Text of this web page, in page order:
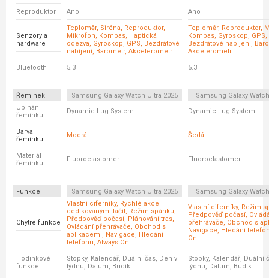
Reproduktor Ano Ano
Senzory a
hardware
Teploměr, Siréna, Reproduktor,
Mikrofon, Kompas, Haptická
odezva, Gyroskop, GPS, Bezdrátové
nabíjení, Barometr, Akcelerometr
Teploměr, Reproduktor,
Kompas, Gyroskop, GPS,
Bezdrátové nabíjení,
Akcelerometr
Bluetooth 5.3 5.3
Řemínek Samsung Galaxy Watch Ultra 2025
Samsung Galaxy
Upínání
řemínku
Dynamic Lug System Dynamic Lug System
Barva
řemínku
Modrá Šedá
Materiál
řemínku
Fluoroelastomer Fluoroelastomer
Funkce Samsung Galaxy Watch Ultra 2025 Samsung Galaxy
Chytré funkce
Vlastní ciferníky, Rychlé akce
dedikovaným tlačít, Režim spánku,
Předpověď počasí, Plánování tras,
Ovládání přehrávače, Obchod s
aplikacemi, Navigace, Hledání
telefonu, Always On
Vlastní ciferníky, Režim
Předpověď počasí,
přehrávače, Obchod s
Navigace, Hledání
On
Hodinkové
funkce
Stopky, Kalendář, Duální čas, Den v
týdnu, Datum, Budík
Stopky, Kalendář, Duální
týdnu, Datum, Budík